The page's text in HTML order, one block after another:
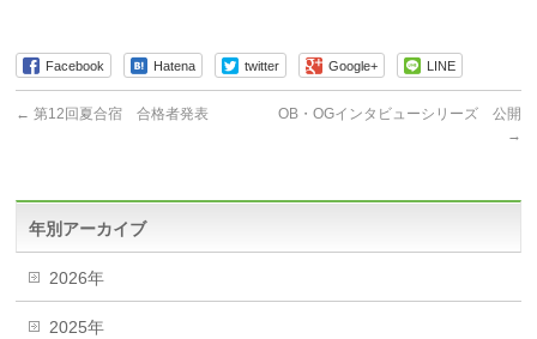
Facebook Hatena twitter Google+ LINE
← 第12回夏合宿 合格者発表
OB・OGインタビューシリーズ 公開
→
年別アーカイブ
2026年
2025年